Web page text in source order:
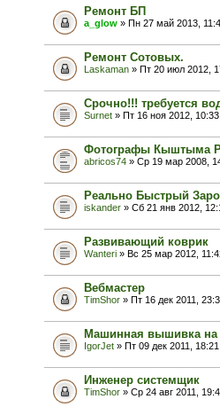
Ремонт БП
a_glow » Пн 27 май 2013,
Ремонт Сотовых.
Laskaman » Пт 20 июл 2012,
Срочно!!! требуется
Surnet » Пт 16 ноя 2012, 10:33
Фотографы Кыштыма
abricos74 » Ср 19 мар 2008,
Реально Быстрый
iskander » Сб 21 янв 2012,
Развивающий коврик
Wanteri » Вс 25 мар 2012,
Вебмастер
TimShor » Пт 16 дек 2011,
Машинная вышивка на
IgorJet » Пт 09 дек 2011, 18:21
Инженер системщик
TimShor » Ср 24 авг 2011,